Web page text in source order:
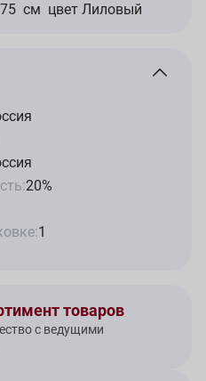
см цвет Лиловый
20%
1
товаров
с ведущими